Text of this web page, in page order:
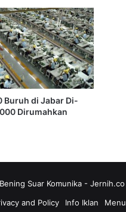
Buruh di Jabar Di-
Dirumahkan
Suar Komunika - Jernih.co
and Policy Info Iklan Menu